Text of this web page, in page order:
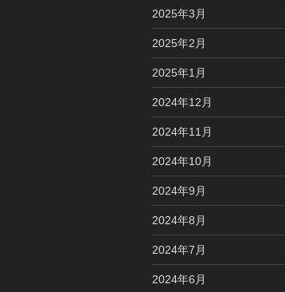
2025年3月
2025年2月
2025年1月
2024年12月
2024年11月
2024年10月
2024年9月
2024年8月
2024年7月
2024年6月